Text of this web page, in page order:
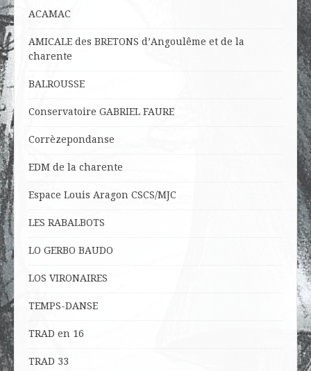
ACAMAC
AMICALE des BRETONS d’Angoulême et de la
charente
BALROUSSE
Conservatoire GABRIEL FAURE
Corrèzepondanse
EDM de la charente
Espace Louis Aragon CSCS/MJC
LES RABALBOTS
LO GERBO BAUDO
LOS VIRONAIRES
TEMPS-DANSE
TRAD en 16
TRAD 33